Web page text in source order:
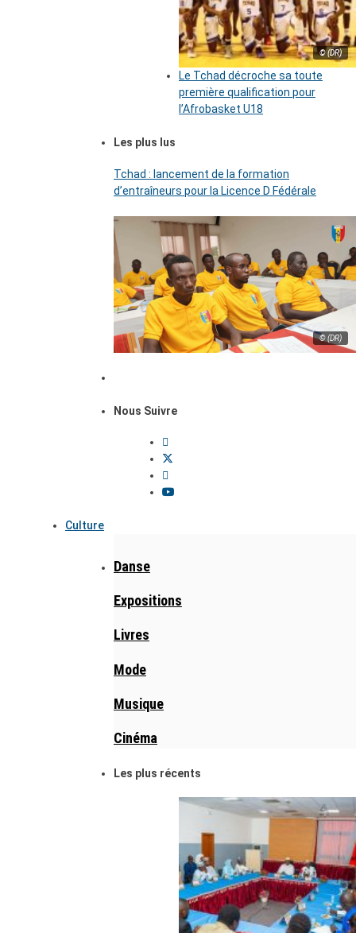
© (DR)
Le Tchad décroche sa toute
première qualification pour
l’Afrobasket U18
Les plus lus
Tchad : lancement de la formation
d’entraîneurs pour la Licence D Fédérale
© (DR)
Nous Suivre
Culture
Danse
Expositions
Livres
Mode
Musique
Cinéma
Les plus récents